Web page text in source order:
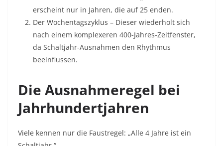
erscheint nur in Jahren, die auf 25 enden.
Der Wochentagszyklus – Dieser wiederholt sich
nach einem komplexeren 400-Jahres-Zeitfenster,
da Schaltjahr-Ausnahmen den Rhythmus
beeinflussen.
Die Ausnahmeregel bei
Jahrhundertjahren
Viele kennen nur die Faustregel: „Alle 4 Jahre ist ein